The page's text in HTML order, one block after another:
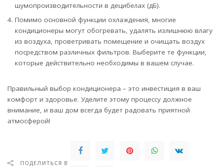
шумопроизводительности в децибелах (дБ).
Помимо основной функции охлаждения, многие
кондиционеры могут обогревать, удалять излишнюю влагу
из воздуха, проветривать помещение и очищать воздух
посредством различных фильтров. Выберите те функции,
которые действительно необходимы в вашем случае.
Правильный выбор кондиционера – это инвестиция в ваш
комфорт и здоровье. Уделите этому процессу должное
внимание, и ваш дом всегда будет радовать приятной
атмосферой!
ПОДЕЛИТЬСЯ В